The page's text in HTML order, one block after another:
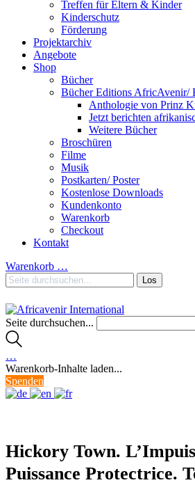
Treffen für Eltern & Kinder
Kinderschutz
Förderung
Projektarchiv
Angebote
Shop
Bücher
Bücher Editions AfricAvenir/
Anthologie von Prinz
Jetzt berichten
Weitere Bücher
Broschüren
Filme
Musik
Postkarten/ Poster
Kostenlose Downloads
Kundenkonto
Warenkorb
Checkout
Kontakt
Warenkorb …
Seite durchsuchen...
…
Warenkorb-Inhalte laden...
Spenden
Hickory Town.
Puissance Protectrice.